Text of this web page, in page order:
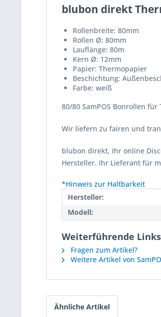
blubon direkt
Rollenbreite: 80mm
Rollen Ø: 80mm
Lauflänge: 80m
Kern Ø: 12mm
Papier: Thermopapier
Beschichtung:
Farbe: weiß
80/80 SamPOS Bonrollen
Wir liefern zu fairen und
blubon direkt, Ihr online
Hersteller. Ihr Lieferant für
*Hinweis zur Haltbarkeit
Hersteller:
Modell:
Weiterführende
Fragen zum Artikel?
Weitere Artikel von
Ähnliche Artikel